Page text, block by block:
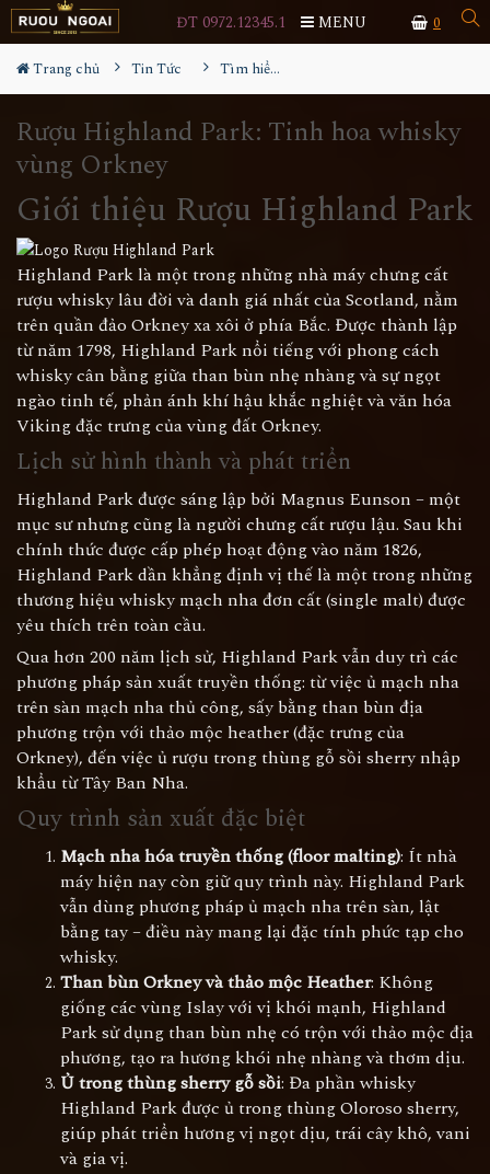
0
ĐT 0972.12345.1 MENU
Trang chủ Tin Tức Tìm hiểu về rượu
Rượu Highland Park: Tinh hoa whisky
vùng Orkney
Giới thiệu Rượu Highland Park
Highland Park là một trong những nhà máy chưng cất
rượu whisky lâu đời và danh giá nhất của Scotland, nằm
trên quần đảo Orkney xa xôi ở phía Bắc. Được thành lập
từ năm 1798, Highland Park nổi tiếng với phong cách
whisky cân bằng giữa than bùn nhẹ nhàng và sự ngọt
ngào tinh tế, phản ánh khí hậu khắc nghiệt và văn hóa
Viking đặc trưng của vùng đất Orkney.
Lịch sử hình thành và phát triển
Highland Park được sáng lập bởi Magnus Eunson – một
mục sư nhưng cũng là người chưng cất rượu lậu. Sau khi
chính thức được cấp phép hoạt động vào năm 1826,
Highland Park dần khẳng định vị thế là một trong những
thương hiệu whisky mạch nha đơn cất (single malt) được
yêu thích trên toàn cầu.
Qua hơn 200 năm lịch sử, Highland Park vẫn duy trì các
phương pháp sản xuất truyền thống: từ việc ủ mạch nha
trên sàn mạch nha thủ công, sấy bằng than bùn địa
phương trộn với thảo mộc heather (đặc trưng của
Orkney), đến việc ủ rượu trong thùng gỗ sồi sherry nhập
khẩu từ Tây Ban Nha.
Quy trình sản xuất đặc biệt
Mạch nha hóa truyền thống (floor malting): Ít nhà
máy hiện nay còn giữ quy trình này. Highland Park
vẫn dùng phương pháp ủ mạch nha trên sàn, lật
bằng tay – điều này mang lại đặc tính phức tạp cho
whisky.
Than bùn Orkney và thảo mộc Heather: Không
giống các vùng Islay với vị khói mạnh, Highland
Park sử dụng than bùn nhẹ có trộn với thảo mộc địa
phương, tạo ra hương khói nhẹ nhàng và thơm dịu.
Ủ trong thùng sherry gỗ sồi: Đa phần whisky
Highland Park được ủ trong thùng Oloroso sherry,
giúp phát triển hương vị ngọt dịu, trái cây khô, vani
và gia vị.